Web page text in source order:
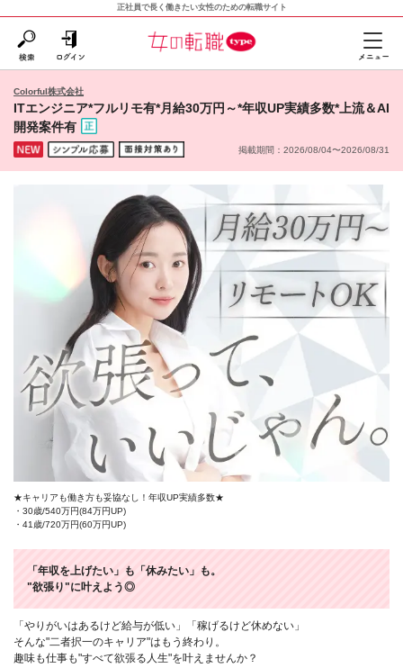
正社員で長く働きたい女性のための転職サイト
Colorful株式会社
ITエンジニア*フルリモ有*月給30万円～*年収UP実績多数*上流＆AI
開発案件有
掲載期間：2026/08/04〜2026/08/31
★キャリアも働き方も妥協なし！年収UP実績多数★
・30歳/540万円(84万円UP)
・41歳/720万円(60万円UP)
「年収を上げたい」も「休みたい」も。
"欲張り"に叶えよう◎
「やりがいはあるけど給与が低い」「稼げるけど休めない」
そんな"二者択一のキャリア"はもう終わり。
趣味も仕事も"すべて欲張る人生"を叶えませんか？